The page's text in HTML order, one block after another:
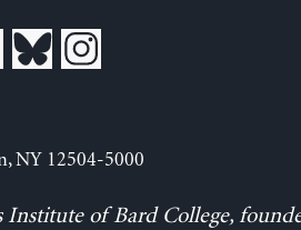
NY 12504-5000
Institute of Bard College,